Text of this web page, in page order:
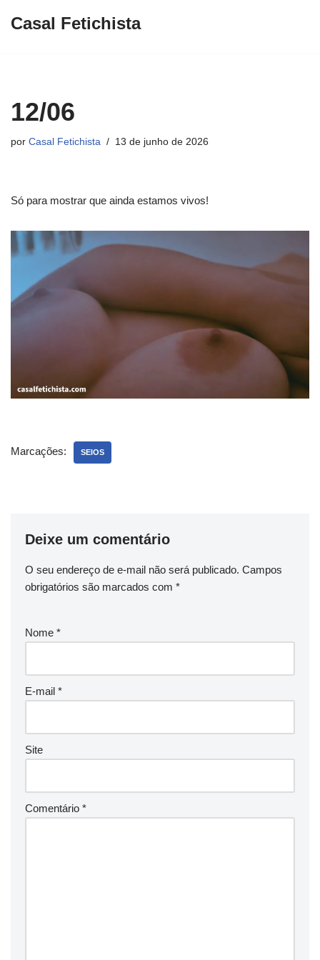
Casal Fetichista
12/06
por Casal Fetichista 13 de junho de 2026
Só para mostrar que ainda estamos vivos!
Marcações: SEIOS
Deixe um comentário
O seu endereço de e-mail não será publicado. Campos
obrigatórios são marcados com *
Nome *
E-mail *
Site
Comentário *